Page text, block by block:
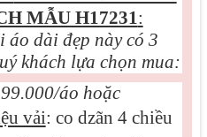
MẪU H17231:
áo dài đẹp này có 3
khách lựa chọn mua:
áo hoặc
vải: co dzãn 4 chiều